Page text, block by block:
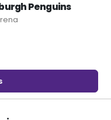
Penguins